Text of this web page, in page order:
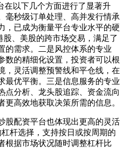
在以下几个方面进行了显著升
毫秒级订单处理、高并发行情承
，已成为衡量平台专业水平的硬
、美股的跨市场交易，满足了
的需求。二是风控体系的专业
数的精细化设置，投资者可以根
，灵活调整预警线和平仓线，在
最优平衡。三是信息服务的专业
点分析、龙头股追踪、资金流向
高效地获取决策所需的信息。
股配资平台也体现出更高的灵活
杆选择，支持按日或按周期的
根据市场状况随时调整杠杆比